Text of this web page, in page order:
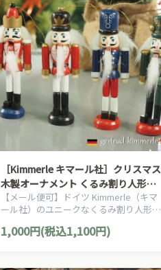
［Kimmerle キマール社］クリスマス
木製オーナメント くるみ割り人形
10cm
【メール便可】ドイツ Kimmerle（キマ
ール社）のユニークなくるみ割り人形の
1,000円(税込1,100円)